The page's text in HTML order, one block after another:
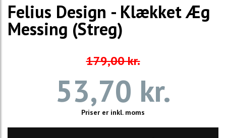
Felius Design - Klækket Æg
Messing (Streg)
179,00 kr.
53,70 kr.
Priser er inkl. moms